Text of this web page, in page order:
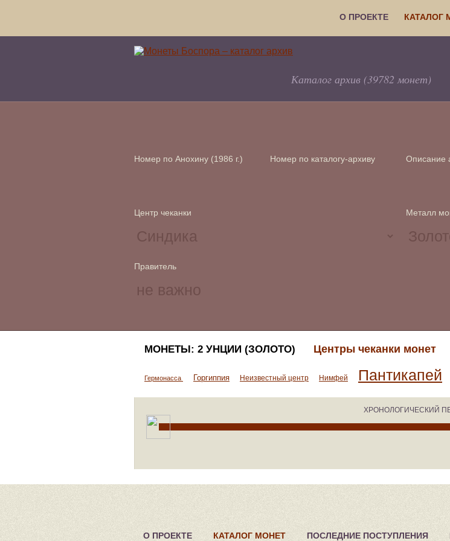
О ПРОЕКТЕ КАТАЛОГ
Каталог архив (39782 монет)
Номер по Анохину (1986 г.) Номер по каталогу-архиву Описание
Центр чеканки Металл
Правитель
МОНЕТЫ: 2 УНЦИИ (ЗОЛОТО) Центры чеканки монет
Гермонасса Горгиппия Неизвестный центр Нимфей Пантикапей
ХРОНОЛОГИЧЕСКИЙ
О ПРОЕКТЕ КАТАЛОГ МОНЕТ ПОСЛЕДНИЕ ПОСТУПЛЕНИЯ